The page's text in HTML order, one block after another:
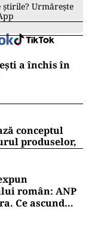
Urmărește
a închis în
conceptul
produselor,
român: ANP
Ce ascund